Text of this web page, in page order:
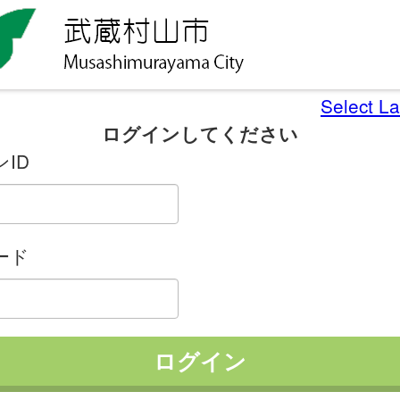
Select
ログインしてください
ID
ド